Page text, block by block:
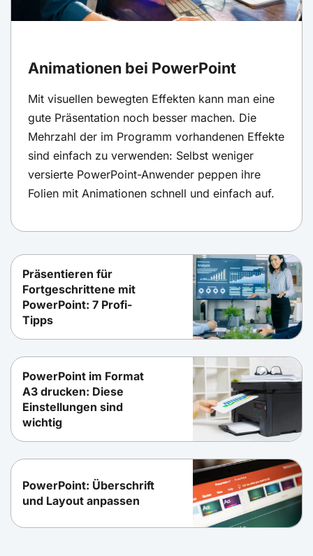
Animationen bei PowerPoint
Mit visuellen bewegten Effekten kann man eine
gute Präsentation noch besser machen. Die
Mehrzahl der im Programm vorhandenen Effekte
sind einfach zu verwenden: Selbst weniger
versierte PowerPoint-Anwender peppen ihre
Folien mit Animationen schnell und einfach auf.
Präsentieren für
Fortgeschrittene mit
PowerPoint: 7 Profi-
Tipps
PowerPoint im Format
A3 drucken: Diese
Einstellungen sind
wichtig
PowerPoint: Überschrift
und Layout anpassen